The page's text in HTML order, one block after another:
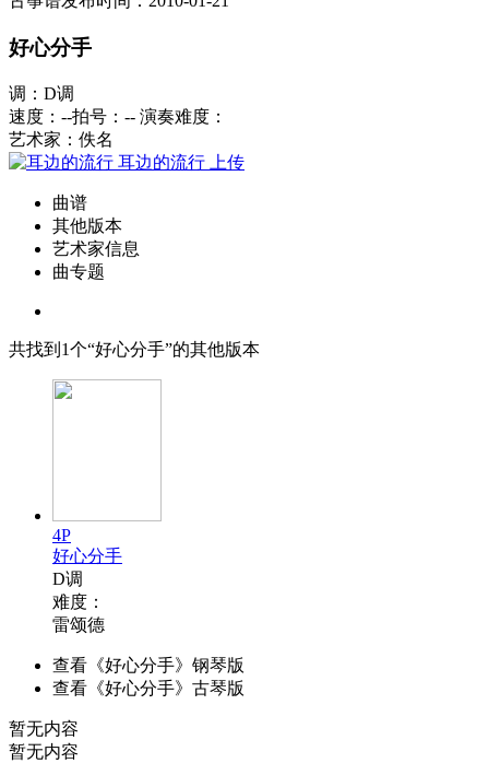
好心分手
调：D调
速度：--拍号：-- 演奏难度：
艺术家：佚名
耳边的流行
上传
曲谱
其他版本
艺术家信息
曲专题
共找到 1个“好心分手”的其他版本
4P
好心分手
D调
难度：
雷颂德
查看《好心分手》钢琴版
查看《好心分手》古琴版
暂无内容
暂无内容